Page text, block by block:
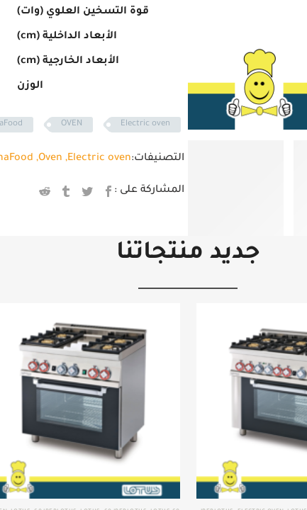
قوة التسخين العلوي (وات)
الأبعاد الداخلية (cm)
الأبعاد الخارجية (cm)
الوزن
Electric oven
OVEN
التصنيفات:Electric oven
,
Oven
,
المشاركة على :
جديد منتجاتنا